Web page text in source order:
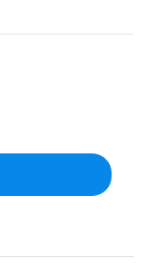
CX625/
MC2640